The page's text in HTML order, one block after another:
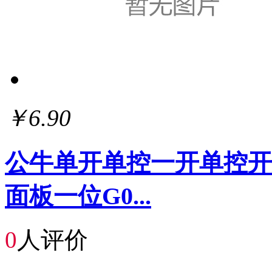
￥6.90
公牛单开单控一开单控
面板一位G0...
0 人评价